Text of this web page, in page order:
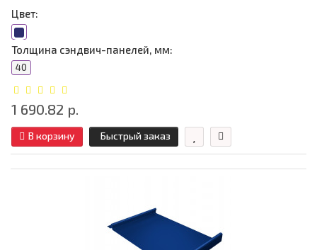
Цвет:
Толщина сэндвич-панелей, мм:
40
1 690.82 р.
В корзину Быстрый заказ